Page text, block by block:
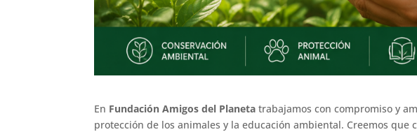
En Fundación Amigos del Planeta trabajamos con compromiso y
protección de los animales y la educación ambiental. Creemos que